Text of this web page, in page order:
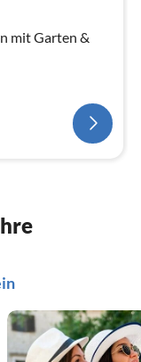
mit Garten &